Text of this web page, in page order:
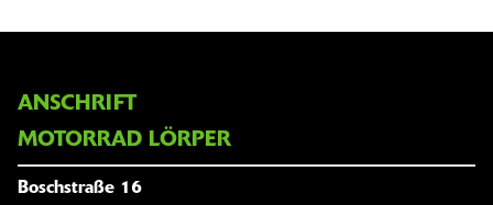
ANSCHRIFT
MOTORRAD LÖRPER
Boschstraße 16